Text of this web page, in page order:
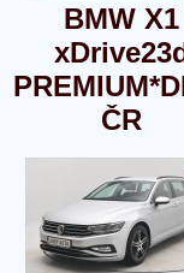
BMW X1
ČR